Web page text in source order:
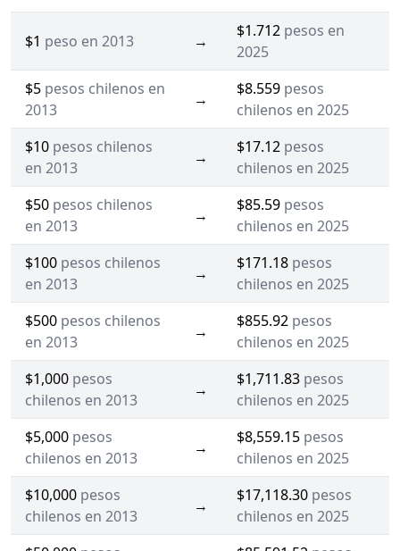
$1 peso en 2013 →
$1.712 pesos en
2025
$5 pesos chilenos en
2013
→
$8.559 pesos
chilenos en 2025
$10 pesos chilenos
en 2013
→
$17.12 pesos
chilenos en 2025
$50 pesos chilenos
en 2013
→
$85.59 pesos
chilenos en 2025
$100 pesos chilenos
en 2013
→
$171.18 pesos
chilenos en 2025
$500 pesos chilenos
en 2013
→
$855.92 pesos
chilenos en 2025
$1,000 pesos
chilenos en 2013
→
$1,711.83 pesos
chilenos en 2025
$5,000 pesos
chilenos en 2013
→
$8,559.15 pesos
chilenos en 2025
$10,000 pesos
chilenos en 2013
→
$17,118.30 pesos
chilenos en 2025